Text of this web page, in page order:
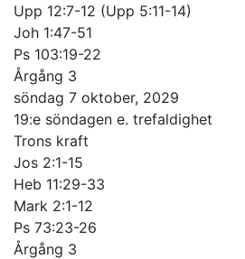
Upp 12:7-12 (Upp 5:11-14)
Joh 1:47-51
Ps 103:19-22
Årgång 3
söndag 7 oktober, 2029
19:e söndagen e. trefaldighet
Trons kraft
Jos 2:1-15
Heb 11:29-33
Mark 2:1-12
Ps 73:23-26
Årgång 3